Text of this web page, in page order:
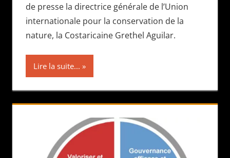
de presse la directrice générale de l’Union
internationale pour la conservation de la
nature, la Costaricaine Grethel Aguilar.
Lire la suite...